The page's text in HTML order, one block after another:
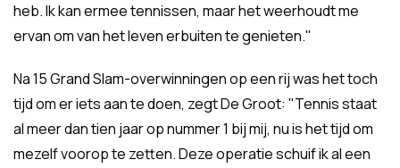
heb. Ik kan ermee tennissen, maar het weerhoudt me
ervan om van het leven erbuiten te genieten."
Na 15 Grand Slam-overwinningen op een rij was het toch
tijd om er iets aan te doen, zegt De Groot: "Tennis staat
al meer dan tien jaar op nummer 1 bij mij, nu is het tijd om
mezelf voorop te zetten. Deze operatie schuif ik al een